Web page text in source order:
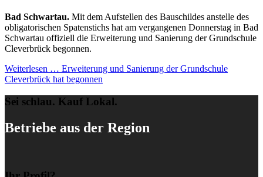
Bad Schwartau. Mit dem Aufstellen des Bauschildes anstelle des
obligatorischen Spatenstichs hat am vergangenen Donnerstag in Bad
Schwartau offiziell die Erweiterung und Sanierung der Grundschule
Cleverbrück begonnen.
Weiterlesen … Erweiterung und Sanierung der Grundschule
Cleverbrück hat begonnen
Sei schlau. Kauf Lokal.
Betriebe aus der Region